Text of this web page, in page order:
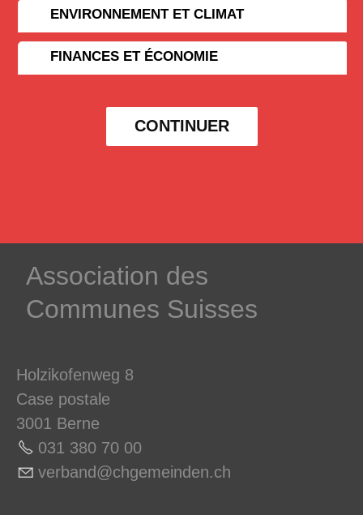
ENVIRONNEMENT ET CLIMAT
FINANCES ET ÉCONOMIE
CONTINUER
­Association des­
Communes ­Suisses
Holzikofenweg 8
Case postale
3001 Berne
031 380 70 00
v rb nd chg m nd n ch